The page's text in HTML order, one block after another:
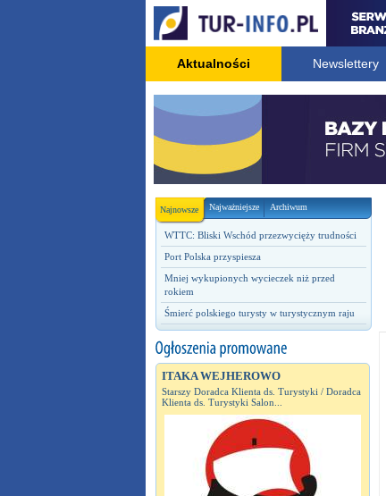
Aktualności Newslettery
Najnowsze Najważniejsze Archiwum
WTTC: Bliski Wschód przezwycięży trudności
Port Polska przyspiesza
Mniej wykupionych wycieczek niż przed
rokiem
Śmierć polskiego turysty w turystycznym raju
ITAKA WEJHEROWO
Starszy Doradca Klienta ds. Turystyki / Doradca
Klienta ds. Turystyki Salon...